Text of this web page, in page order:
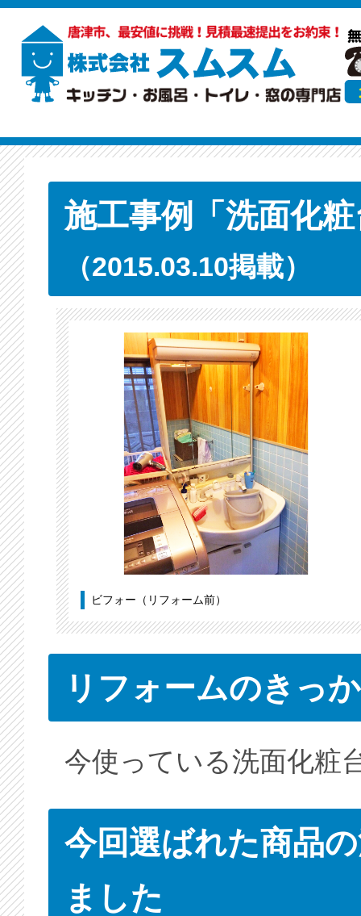
施工事例「洗面化
（2015.03.10掲載）
ビフォー（リフォーム前）
リフォームのきっ
今使っている洗面化粧
今回選ばれた商品
ました